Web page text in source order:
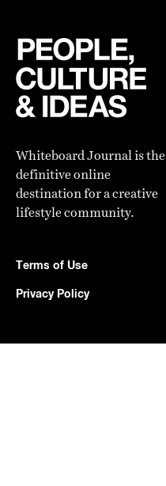
Whiteboard Journal is the
definitive online
destination for a creative
lifestyle community.
Terms of Use
Privacy Policy